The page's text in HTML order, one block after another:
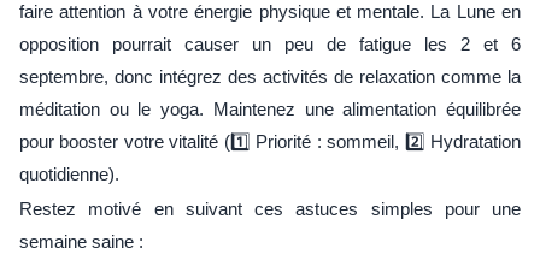
faire attention à votre énergie physique et mentale. La Lune en
opposition pourrait causer un peu de fatigue les 2 et 6
septembre, donc intégrez des activités de relaxation comme la
méditation ou le yoga. Maintenez une alimentation équilibrée
pour booster votre vitalité (1️⃣ Priorité : sommeil, 2️⃣ Hydratation
quotidienne).
Restez motivé en suivant ces astuces simples pour une
semaine saine :